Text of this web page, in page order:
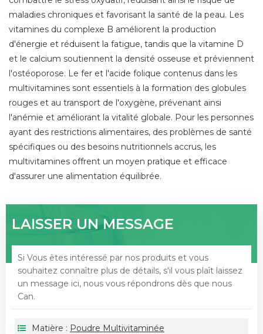
maladies chroniques et favorisant la santé de la peau. Les
vitamines du complexe B améliorent la production
d'énergie et réduisent la fatigue, tandis que la vitamine D
et le calcium soutiennent la densité osseuse et préviennent
l'ostéoporose. Le fer et l'acide folique contenus dans les
multivitamines sont essentiels à la formation des globules
rouges et au transport de l'oxygène, prévenant ainsi
l'anémie et améliorant la vitalité globale. Pour les personnes
ayant des restrictions alimentaires, des problèmes de santé
spécifiques ou des besoins nutritionnels accrus, les
multivitamines offrent un moyen pratique et efficace
d'assurer une alimentation équilibrée.
LAISSER UN MESSAGE
Si Vous êtes intéressé par nos produits et vous
souhaitez connaître plus de détails, s'il vous plaît laissez
un message ici, nous vous répondrons dès que nous
Can.
Matière : Poudre Multivitaminée